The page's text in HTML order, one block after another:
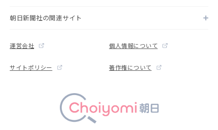
朝日新聞社の関連サイト
運営会社 個人情報について
サイトポリシー 著作権について